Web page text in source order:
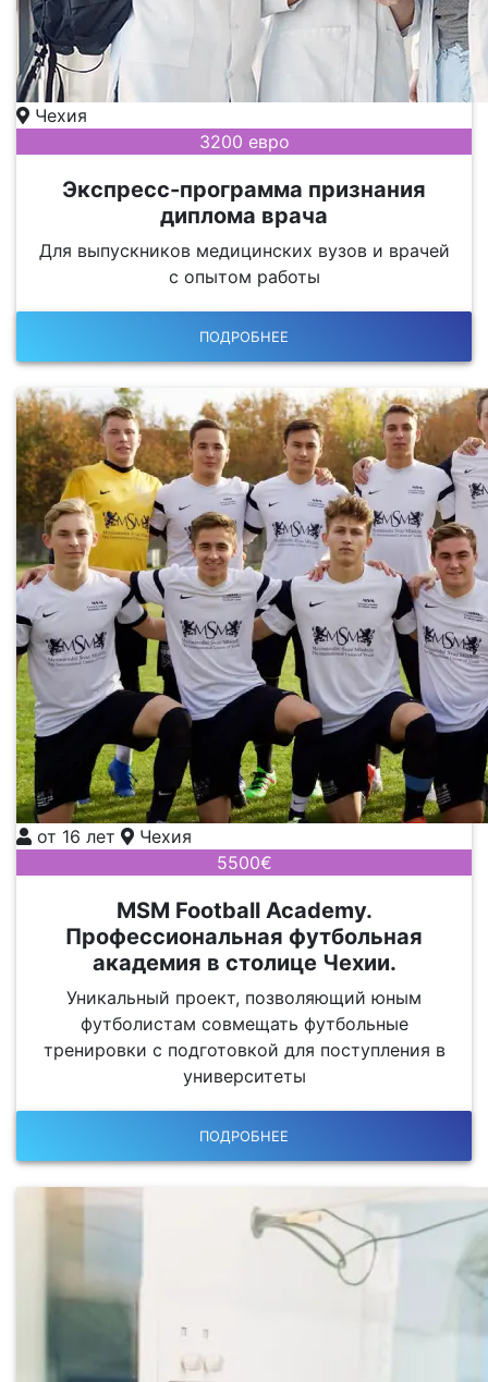
Чехия
3200 евро
Экспресс-программа признания
диплома врача
Для выпускников медицинских вузов и врачей
с опытом работы
ПОДРОБНЕЕ
от 16 лет
Чехия
5500€
MSM Football Academy.
Профессиональная футбольная
академия в столице Чехии.
Уникальный проект, позволяющий юным
футболистам совмещать футбольные
тренировки с подготовкой для поступления в
университеты
ПОДРОБНЕЕ